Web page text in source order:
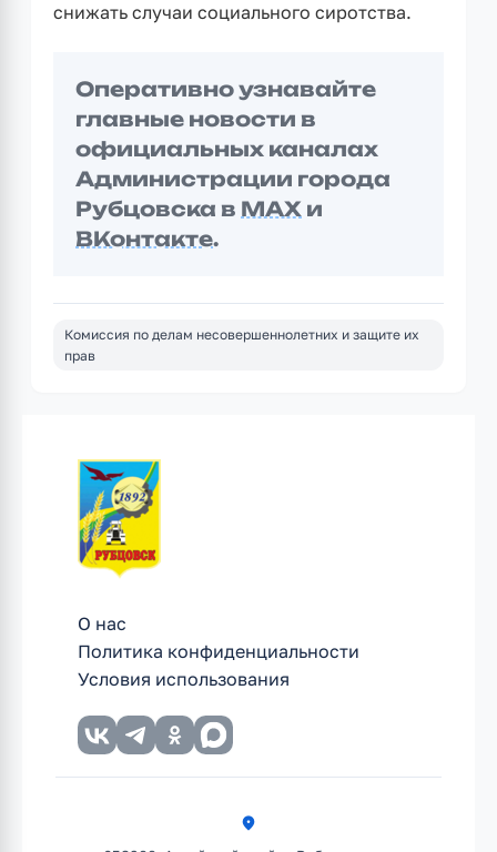
снижать случаи социального сиротства.
Оперативно узнавайте
главные новости в
официальных каналах
Администрации города
Рубцовска в MAX и
ВКонтакте.
Комиссия по делам несовершеннолетних и защите их
прав
О нас
Политика конфиденциальности
Условия использования